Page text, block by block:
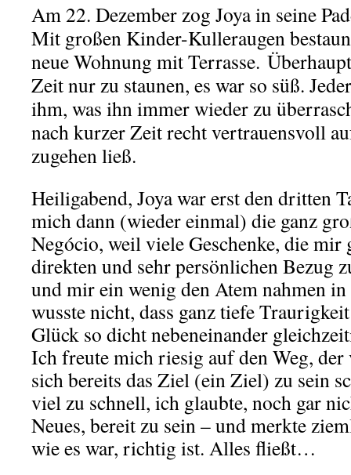
Am 22. Dezember zog Joya in seine
Mit großen Kinder-Kulleraugen
neue Wohnung mit Terrasse.
Zeit nur zu staunen, es war so süß.
ihm, was ihn immer wieder zu
nach kurzer Zeit recht vertrauensvoll
zugehen ließ.
Heiligabend, Joya war erst den dritten
mich dann (wieder einmal) die ganz
Negócio, weil viele Geschenke, die mir
direkten und sehr persönlichen Bezug
und mir ein wenig den Atem nahmen
wusste nicht, dass ganz tiefe
Glück so dicht nebeneinander
Ich freute mich riesig auf den Weg, der
sich bereits das Ziel (ein Ziel) zu sein
viel zu schnell, ich glaubte, noch gar
Neues, bereit zu sein – und merkte
wie es war, richtig ist. Alles fließt…